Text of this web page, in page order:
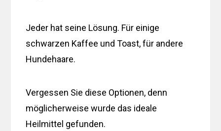
Jeder hat seine Lösung. Für einige
schwarzen Kaffee und Toast, für andere
Hundehaare.
Vergessen Sie diese Optionen, denn
möglicherweise wurde das ideale
Heilmittel gefunden.